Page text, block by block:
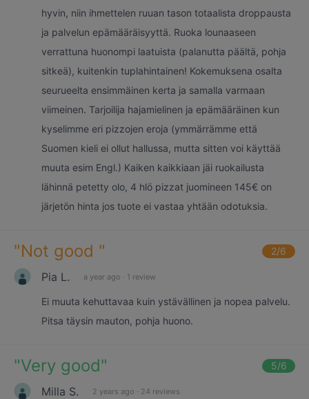
hyvin, niin ihmettelen ruuan tason totaalista droppausta
ja palvelun epämääräisyyttä. Ruoka lounaaseen
verrattuna huonompi laatuista (palanutta päältä, pohja
sitkeä), kuitenkin tuplahintainen! Kokemuksena osalta
seurueelta ensimmäinen kerta ja samalla varmaan
viimeinen. Tarjoilija hajamielinen ja epämääräinen kun
kyselimme eri pizzojen eroja (ymmärrämme että
Suomen kieli ei ollut hallussa, mutta sitten voi käyttää
muuta esim Engl.) Kaiken kaikkiaan jäi ruokailusta
lähinnä petetty olo, 4 hlö pizzat juomineen 145€ on
järjetön hinta jos tuote ei vastaa yhtään odotuksia.
"Not good " 2/6
Pia L. a year ago · 1 review
Ei muuta kehuttavaa kuin ystävällinen ja nopea palvelu.
Pitsa täysin mauton, pohja huono.
"Very good" 5/6
Milla S. 2 years ago · 24 reviews